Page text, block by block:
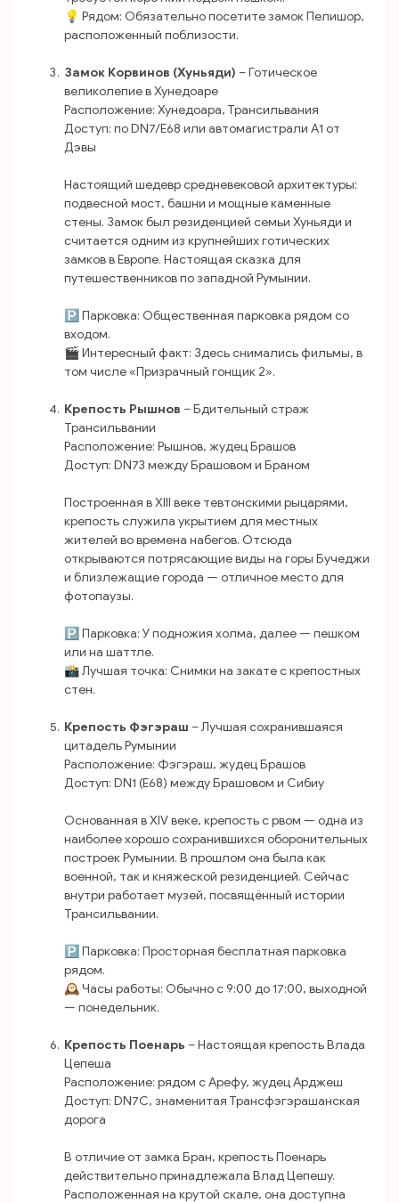
💡 Рядом: Обязательно посетите замок Пелишор,
расположенный поблизости.
Замок Корвинов (Хуньяди) – Готическое
великолепие в Хунедоаре
Расположение: Хунедоара, Трансильвания
Доступ: по DN7/E68 или автомагистрали A1 от
Дэвы
Настоящий шедевр средневековой архитектуры:
подвесной мост, башни и мощные каменные
стены. Замок был резиденцией семьи Хуньяди и
считается одним из крупнейших готических
замков в Европе. Настоящая сказка для
путешественников по западной Румынии.
🅿️ Парковка: Общественная парковка рядом со
входом.
🎬 Интересный факт: Здесь снимались фильмы, в
том числе «Призрачный гонщик 2».
Крепость Рышнов – Бдительный страж
Трансильвании
Расположение: Рышнов, жудец Брашов
Доступ: DN73 между Брашовом и Браном
Построенная в XIII веке тевтонскими рыцарями,
крепость служила укрытием для местных
жителей во времена набегов. Отсюда
открываются потрясающие виды на горы Бучеджи
и близлежащие города — отличное место для
фотопаузы.
🅿️ Парковка: У подножия холма, далее — пешком
или на шаттле.
📸 Лучшая точка: Снимки на закате с крепостных
стен.
Крепость Фэгэраш – Лучшая сохранившаяся
цитадель Румынии
Расположение: Фэгэраш, жудец Брашов
Доступ: DN1 (E68) между Брашовом и Сибиу
Основанная в XIV веке, крепость с рвом — одна из
наиболее хорошо сохранившихся оборонительных
построек Румынии. В прошлом она была как
военной, так и княжеской резиденцией. Сейчас
внутри работает музей, посвящённый истории
Трансильвании.
🅿️ Парковка: Просторная бесплатная парковка
рядом.
🕰 Часы работы: Обычно с 9:00 до 17:00, выходной
— понедельник.
Крепость Поенарь – Настоящая крепость Влада
Цепеша
Расположение: рядом с Арефу, жудец Арджеш
Доступ: DN7C, знаменитая Трансфэгэрашанская
дорога
В отличие от замка Бран, крепость Поенарь
действительно принадлежала Влад Цепешу.
Расположенная на крутой скале, она доступна